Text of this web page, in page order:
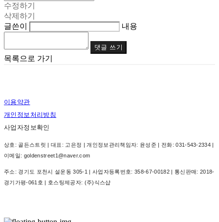
수정하기
삭제하기
글쓴이
내용
댓글 쓰기
목록으로 가기
이용약관
개인정보처리방침
사업자정보확인
상호: 골든스트릿 | 대표: 고은정 | 개인정보관리책임자: 윤성준 | 전화: 031-543-2334 |
이메일: goldenstreet1@naver.com
주소: 경기도 포천시 설운동 305-1 | 사업자등록번호: 358-67-00182| 통신판매: 2018-
경기가평-061호 | 호스팅제공자: (주)식스샵